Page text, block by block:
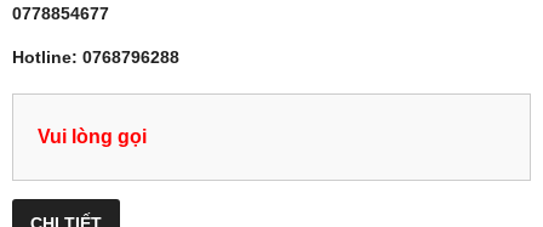
0778854677
Hotline: 0768796288
Vui lòng gọi